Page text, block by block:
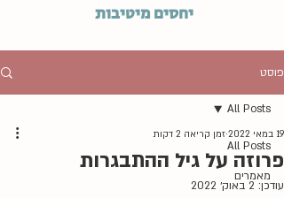
יחסים מיטיבות
פוסט
All Posts
מאמרים
All Posts
פרוזה על גיל ההתבגרות
19 במאי 2022 זמן קריאה 2 דקות
עודכן: 2 באוק׳ 2022